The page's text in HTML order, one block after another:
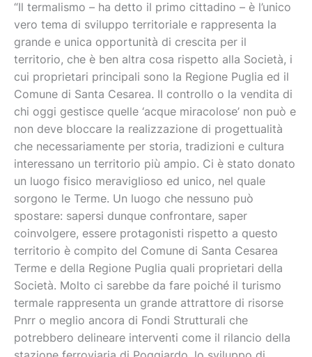
“Il termalismo – ha detto il primo cittadino – è l’unico
vero tema di sviluppo territoriale e rappresenta la
grande e unica opportunità di crescita per il
territorio, che è ben altra cosa rispetto alla Società, i
cui proprietari principali sono la Regione Puglia ed il
Comune di Santa Cesarea. Il controllo o la vendita di
chi oggi gestisce quelle ‘acque miracolose’ non può e
non deve bloccare la realizzazione di progettualità
che necessariamente per storia, tradizioni e cultura
interessano un territorio più ampio. Ci è stato donato
un luogo fisico meraviglioso ed unico, nel quale
sorgono le Terme. Un luogo che nessuno può
spostare: sapersi dunque confrontare, saper
coinvolgere, essere protagonisti rispetto a questo
territorio è compito del Comune di Santa Cesarea
Terme e della Regione Puglia quali proprietari della
Società. Molto ci sarebbe da fare poiché il turismo
termale rappresenta un grande attrattore di risorse
Pnrr o meglio ancora di Fondi Strutturali che
potrebbero delineare interventi come il rilancio della